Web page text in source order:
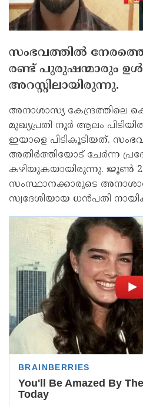
സംഭവത്തില്‍
രണ്ട് പുരുഷന്മാരും
അറസ്റ്റിലായിരുന്നു.
അനാശാസ്യ കേന്ദ്രത്തിലെ
മുഖ്യപ്രതി നൂര്‍ ആലം
ഇയാളെ പിടികൂടിയത്.
അതിര്‍ത്തിയോട് ചേര്‍ന്ന
കഴിയുകയായിരുന്നു. ജൂണ്‍
സംസ്ഥാനക്കാരുടെ
സ്വദേശിയായ ധന്‍പതി